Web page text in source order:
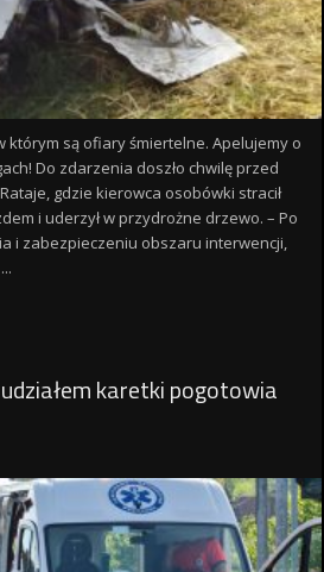
którym są ofiary śmiertelne. Apelujemy o
Do zdarzenia doszło chwilę przed
gdzie kierowca osobówki stracił
i uderzył w przydrożne drzewo. – Po
i zabezpieczeniu obszaru interwencji,
karetki pogotowia